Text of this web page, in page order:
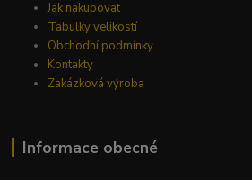
Jak nakupovat
Tabulky velikostí
Obchodní podmínky
Kontakty
Zakázková výroba
Informace obecné